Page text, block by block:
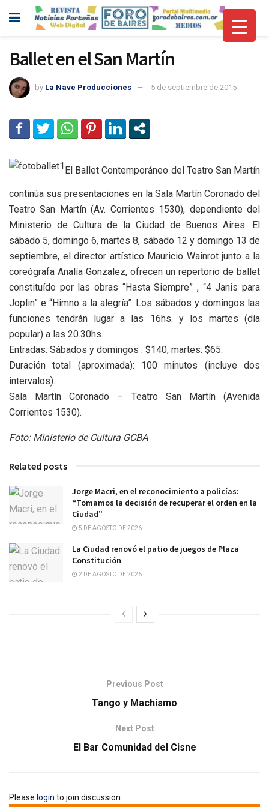
Ballet en el San Martín
by La Nave Producciones 5 de septiembre de 2015
El Ballet Contemporáneo del Teatro San Martín
continúa sus presentaciones en la Sala Martín Coronado del
Teatro San Martín (Av. Corrientes 1530), dependiente del
Ministerio de Cultura de la Ciudad de Buenos Aires. El
sábado 5, domingo 6, martes 8, sábado 12 y domingo 13 de
septiembre, el director artístico Mauricio Wainrot junto a la
coreógrafa Analía Gonzalez, ofrecen un repertorio de ballet
constituído por las obras “Hasta Siempre” , “4 Janis para
Joplin” e “Himno a la alegría”. Los sábados y domingos las
funciones tendrán lugar a las 16hs. y los martes (día
popular) a las 20.30hs.
Entradas: Sábados y domingos : $140, martes: $65.
Duración total (aproximada): 100 minutos (incluye dos
intervalos).
Sala Martín Coronado – Teatro San Martín (Avenida
Corrientes 1530).
Foto: Ministerio de Cultura GCBA
Related posts
Jorge Macri, en el reconocimiento a policías:
“Tomamos la decisión de recuperar el orden en la
Ciudad”
5 DE AGOSTO DE 2026
La Ciudad renovó el patio de juegos de Plaza
Constitución
2 DE AGOSTO DE 2026
Previous Post
Tango y Machismo
Next Post
El Bar Comunidad del Cisne
Please login to join discussion